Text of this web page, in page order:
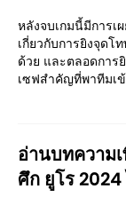
หลังจบเกมนี้มีการ
เกี่ยวกับการยิงจุด
ด้วย และตลอดการ
เซฟสำคัญที่พาทีมเ
อ่านบทความ
ศึก ยูโร